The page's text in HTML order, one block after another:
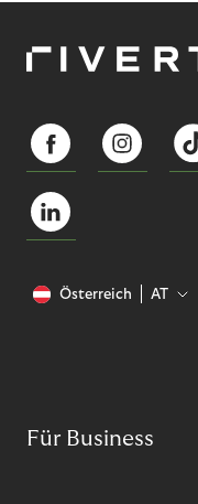
Österreich AT
Für Business